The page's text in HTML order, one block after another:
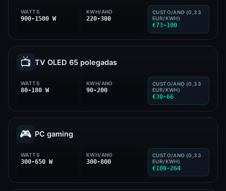
WATTS
900-1500 W
KWH/ANO
220-300
CUSTO/ANO (0,33
EUR/KWH)
€73-100
📺 TV OLED 65 polegadas
WATTS
80-180 W
KWH/ANO
90-200
CUSTO/ANO (0,33
EUR/KWH)
€30-66
🎮 PC gaming
WATTS
300-650 W
KWH/ANO
300-800
CUSTO/ANO (0,33
EUR/KWH)
€100-264